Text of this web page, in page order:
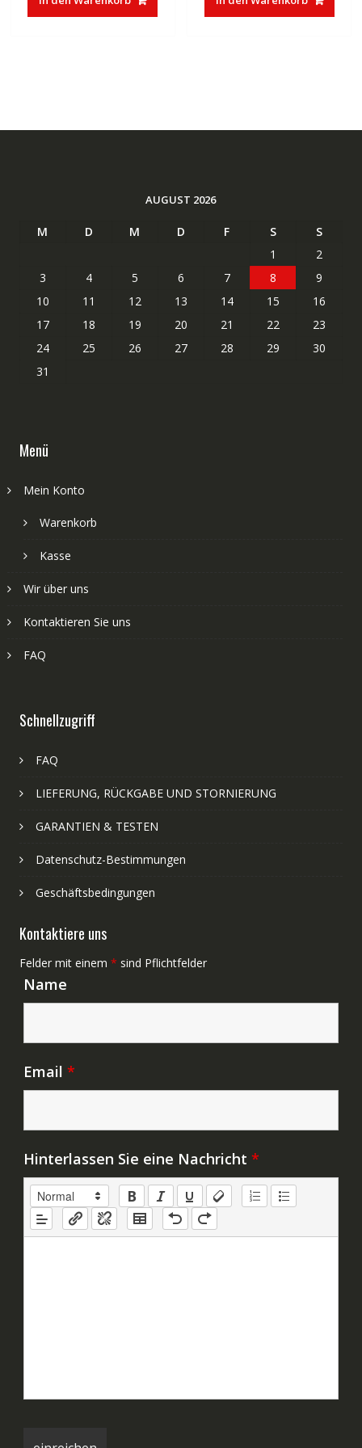
€30,00 €16,33.
€37,85 €23,27.
AUGUST 2026
M D M D F S
S
1
2
3
4 5 6 7 8
9
10
11 12 13 14 15
16
17
18 19 20 21 22
23
24
25 26 27 28 29
30
31
Menü
Mein Konto
Warenkorb
Kasse
Wir über uns
Kontaktieren Sie uns
FAQ
Schnellzugriff
FAQ
LIEFERUNG, RÜCKGABE UND STORNIERUNG
GARANTIEN & TESTEN
Datenschutz-Bestimmungen
Geschäftsbedingungen
Kontaktiere uns
Felder mit einem * sind Pflichtfelder
Name
Email *
Hinterlassen Sie eine Nachricht *